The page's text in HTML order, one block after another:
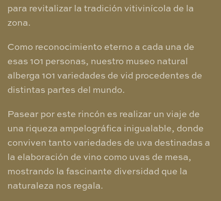
para revitalizar la tradición vitivinícola de la
zona.
​Como reconocimiento eterno a cada una de
esas 101 personas, nuestro museo natural
alberga 101 variedades de vid procedentes de
distintas partes del mundo.
Pasear por este rincón es realizar un viaje de
una riqueza ampelográfica inigualable, donde
conviven tanto variedades de uva destinadas a
la elaboración de vino como uvas de mesa,
mostrando la fascinante diversidad que la
naturaleza nos regala.